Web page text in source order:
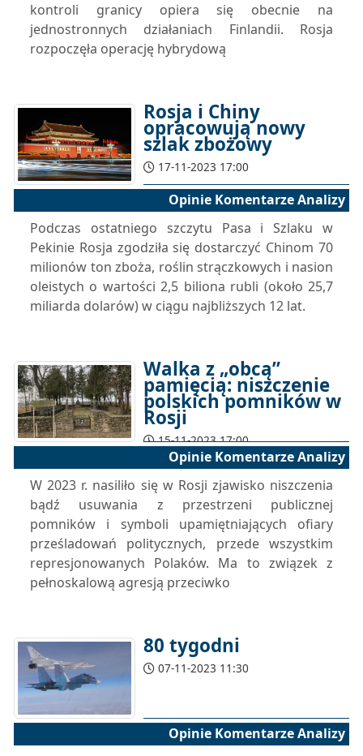
kontroli granicy opiera się obecnie na
jednostronnych działaniach Finlandii. Rosja
rozpoczęła operację hybrydową
Rosja i Chiny
opracowują nowy
szlak zbożowy
17-11-2023 17:00
Opinie Komentarze Analizy
Podczas ostatniego szczytu Pasa i Szlaku w
Pekinie Rosja zgodziła się dostarczyć Chinom 70
milionów ton zboża, roślin strączkowych i nasion
oleistych o wartości 2,5 biliona rubli (około 25,7
miliarda dolarów) w ciągu najbliższych 12 lat.
Walka z „obcą”
pamięcią: niszczenie
polskich pomników w
Rosji
15-11-2023 17:00
Opinie Komentarze Analizy
W 2023 r. nasiliło się w Rosji zjawisko niszczenia
bądź usuwania z przestrzeni publicznej
pomników i symboli upamiętniających ofiary
prześladowań politycznych, przede wszystkim
represjonowanych Polaków. Ma to związek z
pełnoskalową agresją przeciwko
80 tygodni
07-11-2023 11:30
Opinie Komentarze Analizy